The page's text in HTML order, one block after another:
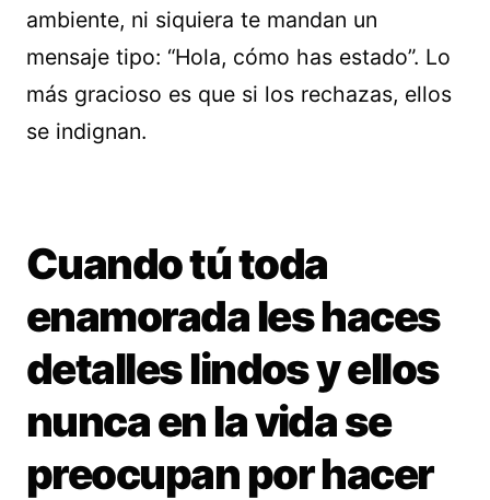
ambiente, ni siquiera te mandan un
mensaje tipo: “Hola, cómo has estado”. Lo
más gracioso es que si los rechazas, ellos
se indignan.
Cuando tú toda
enamorada les haces
detalles lindos y ellos
nunca en la vida se
preocupan por hacer